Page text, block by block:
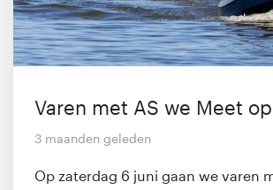
Varen met AS we Meet
3 maanden geleden
Op zaterdag 6 juni gaan we varen